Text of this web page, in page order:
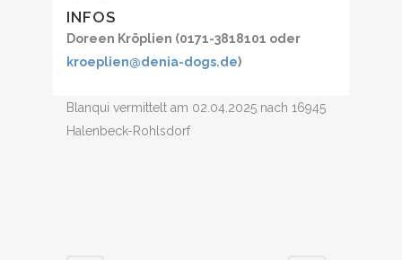
INFOS
Doreen Kröplien (0171-3818101 oder
kroeplien@denia-dogs.de)
Blanqui vermittelt am 02.04.2025 nach 16945
Halenbeck-Rohlsdorf